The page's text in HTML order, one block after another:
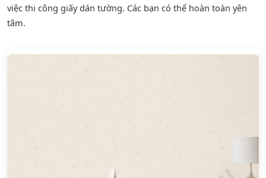
việc thi công giấy dán tường. Các bạn có thể hoàn toàn yên
tâm.